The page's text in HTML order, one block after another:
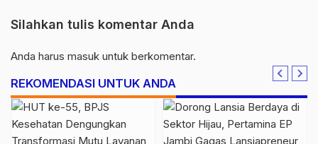
Silahkan tulis komentar Anda
Anda harus masuk untuk berkomentar.
REKOMENDASI UNTUK ANDA